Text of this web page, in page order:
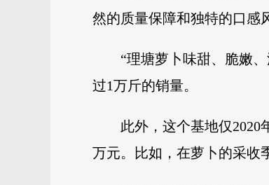
然的质量保障和独特的口感
“理塘萝卜味甜、脆嫩
过1万斤的销量。
此外，这个基地仅2020
万元。比如，在萝卜的采收